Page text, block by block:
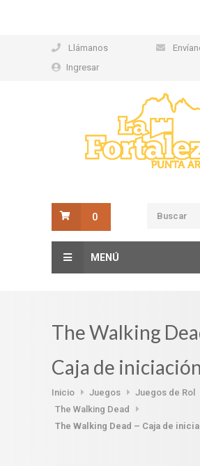
Llámanos
Ingresar
0
MENÚ
The Walking
Caja de iniciación
Inicio Juegos
Juegos de Rol
The Walking Dead
The Walking Dead – Caja de